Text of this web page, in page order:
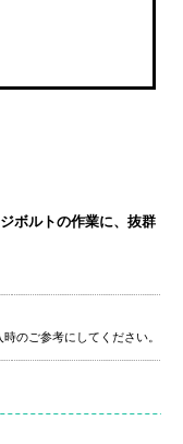
ボルトの作業に、抜群
のご参考にしてください。